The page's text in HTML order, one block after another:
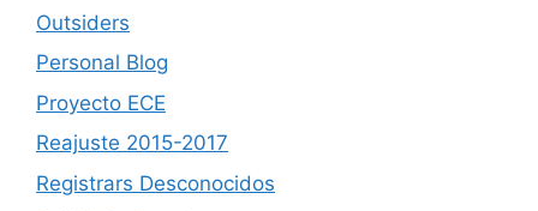
Outsiders
Personal Blog
Proyecto ECE
Reajuste 2015-2017
Registrars Desconocidos